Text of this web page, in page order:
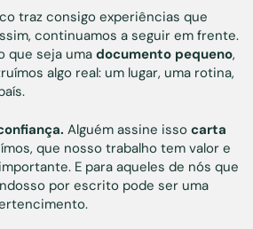
traz consigo experiências que
continuamos a seguir em frente.
que seja uma documento pequeno,
algo real: um lugar, uma rotina,
Alguém assine isso carta
que nosso trabalho tem valor e
E para aqueles de nós que
por escrito pode ser uma